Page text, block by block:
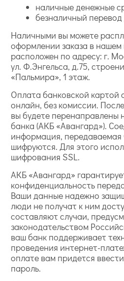
наличные денежные
безналичный
Наличными вы можете
оформлении заказа в
расположен по адресу: г.
ул. Ф.Энгельса, д.75,
«Пальмира», 1 этаж.
Оплата банковской картой
онлайн, без комиссии.
вы будете
банка (АКБ «Авангард»).
информация,
шифруются. Для этого
шифрования SSL.
АКБ «Авангард»
конфиденциальность
Ваши данные надежно
люди не получат к ним
составляют случаи,
законодательством
ваш банк поддерживает
проведения интернет-
оплате вам придется
пароль.